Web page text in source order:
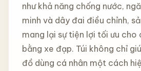
như khả năng chống nước,
minh và dây đai điều chỉnh,
mang lại sự tiện lợi tối ưu cho
bằng xe đạp. Túi không chỉ
đồ dùng cá nhân một cách